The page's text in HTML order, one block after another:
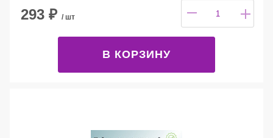
293 ₽ / шт
В КОРЗИНУ